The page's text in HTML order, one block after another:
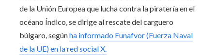
de la Unión Europea que lucha contra la piratería en el
océano Índico, se dirige al rescate del carguero
búlgaro, segúnha informado Eunafvor (Fuerza Naval
de la UE) en la red social X.